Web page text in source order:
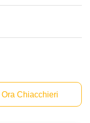
Ora Chiacchieri